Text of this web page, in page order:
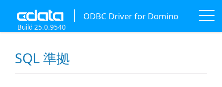
ODBC Driver for Domino
Build 25.0.9540
SQL 準拠